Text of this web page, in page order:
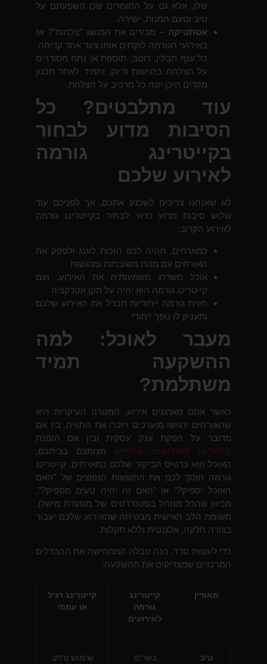
שלו, אלא גם על החומרים שכן השפעתם על
טיב וטעם המנות, ישירה.
אסתטיקה – מכירים את המושג "צלחות"? אז
באירועי הגורמה לוקחים אותו צעד אחד קדימה.
כל ענף תבלין, רוטב, תוספת או נתח מסודרים
על הצלחת ברגישות ודיוק, ותמיד לאחר תכנון
מקדים היכן יונח כל מרכיב על הצלחת.
עוד מתלבטים? כל
הסיבות מדוע לבחור
בקייטרינג גורמה
לאירוע שלכם
לא שאנחנו צריכים לשכנע אתכם, אך לפניכם עוד
שלוש סיבות מדוע כדאי לבחור בקייטרינג גורמה
לאירוע הקרוב:
כמארחים, תהיה לכם הזכות לענג ולספק את
האורחים עם מנות משובחות ומרגשות
אוכל משדרג משמעותית את האירוע, ועם
קייטרינג גורמה הוא יהיה על תקן אטרקציה
חווית גורמה ייחודיות תבדל את האירוע שלכם
ותעניק לו נופך ייחודי
מעבר לאוכל: למה
ההשקעה תמיד
משתלמת?
כאשר אתם מארגנים אירוע, המטרה העיקרית היא
שהאורחים ירגישו מוערכים ויזכרו את החוויה. בין אם
מדובר על הפקת ענק עסקית ובין אם הזמנת
קייטרינג לאירועים פרטיים
מצומצם בביתכם,
האוכל הוא כרטיס הביקור שלכם כמארחים. קייטרינג
גורמה חוסך לכם את החששות הנפוצים של "האם
האוכל יספיק?" או "האם זה יהיה טעים מספיק?",
מכיוון שהכל מנוהל בסטנדרטים של מסעדת מישלן.
תשומת הלב האישית מבטיחה שהאירוע שלכם יעבור
בצורה חלקה, אלגנטית וללא תקלות.
כדי לעשות סדר, הנה טבלה הממחישה את ההבדלים
המרכזיים שמצדיקים את ההשקעה:
מאפיין
קייטרינג
גורמה
לאירועים
קייטרינג רגיל
או עממי
טיב
בשרים
שימוש נרחב